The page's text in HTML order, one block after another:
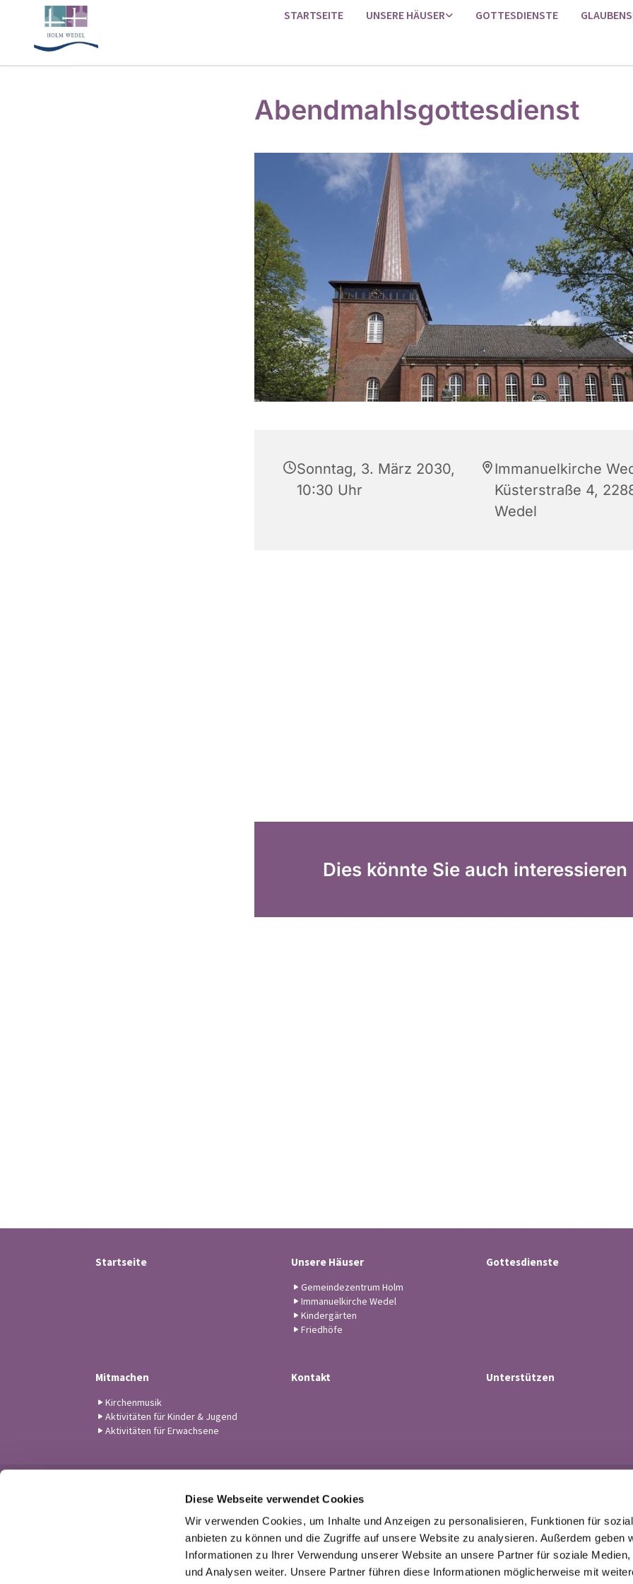
Diese Webseite verwendet Cookies
Wir verwenden Cookies, um Inhalte und Anzeigen zu personalisieren, Funktionen für
anbieten zu können und die Zugriffe auf unsere Website zu analysieren. Außerdem geben
Informationen zu Ihrer Verwendung unserer Website an unsere Partner für soziale Medien,
und Analysen weiter. Unsere Partner führen diese Informationen möglicherweise mit
STARTSEITE UNSERE HÄUSER GOTTESDIENSTE
Abendmahlsgottesdienst
Sonntag, 3. März 2030,
10:30 Uhr
Immanuelkirche
Küsterstraße 4,
Wedel
Dies könnte Sie auch interessieren
Startseite Unsere Häuser
Gemeindezentrum Holm
Immanuelkirche Wedel
Kindergärten
Friedhöfe
Gottesdienste
Mitmachen
Kirchenmusik
Aktivitäten für Kinder & Jugend
Aktivitäten für Erwachsene
Kontakt Unterstützen
 Tel. 04103-21 43
buero@kirchengemeindewedel.de